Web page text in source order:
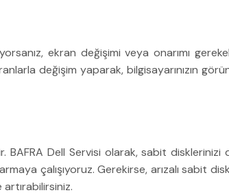
ekran değişimi veya onarımı
değişim yaparak, bilgisayarınızın
BAFRA Dell Servisi olarak, sabit
çalışıyoruz. Gerekirse, arızalı sabit
artırabilirsiniz.